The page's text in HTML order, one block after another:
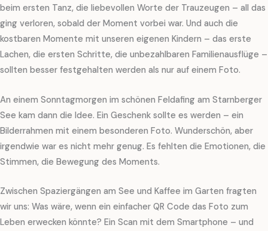
beim ersten Tanz, die liebevollen Worte der Trauzeugen – all das
ging verloren, sobald der Moment vorbei war. Und auch die
kostbaren Momente mit unseren eigenen Kindern – das erste
Lachen, die ersten Schritte, die unbezahlbaren Familienausflüge –
sollten besser festgehalten werden als nur auf einem Foto.
An einem Sonntagmorgen im schönen Feldafing am Starnberger
See kam dann die Idee. Ein Geschenk sollte es werden – ein
Bilderrahmen mit einem besonderen Foto. Wunderschön, aber
irgendwie war es nicht mehr genug. Es fehlten die Emotionen, die
Stimmen, die Bewegung des Moments.
Zwischen Spaziergängen am See und Kaffee im Garten fragten
wir uns: Was wäre, wenn ein einfacher QR Code das Foto zum
Leben erwecken könnte? Ein Scan mit dem Smartphone – und